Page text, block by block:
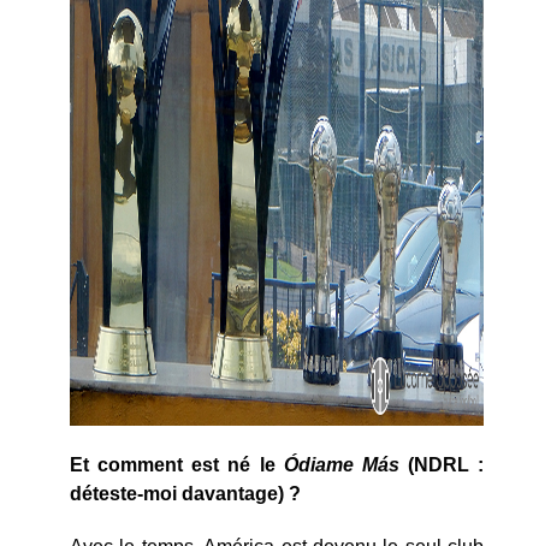
Et comment est né le Ódiame Más(NDRL :
déteste-moi davantage) ?